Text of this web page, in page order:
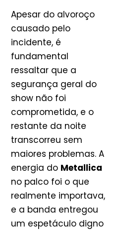
Apesar do alvoroço
causado pelo
incidente, é
fundamental
ressaltar que a
segurança geral do
show não foi
comprometida, e o
restante da noite
transcorreu sem
maiores problemas. A
energia do Metallica
no palco foi o que
realmente importava,
e a banda entregou
um espetáculo digno